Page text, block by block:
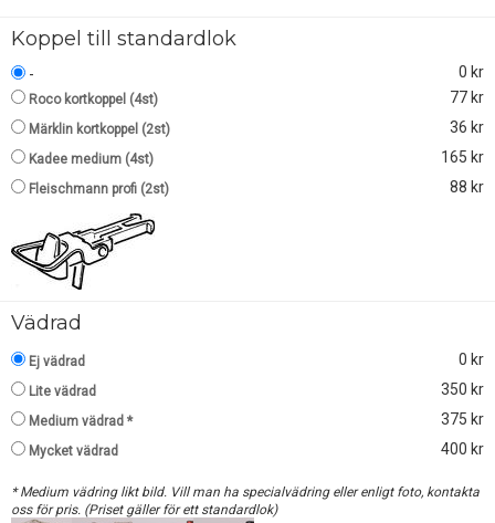
Koppel till standardlok
- 0 kr
Roco kortkoppel (4st) 77 kr
Märklin kortkoppel (2st) 36 kr
Kadee medium (4st) 165 kr
Fleischmann profi (2st) 88 kr
Vädrad
Ej vädrad 0 kr
Lite vädrad 350 kr
Medium vädrad * 375 kr
Mycket vädrad 400 kr
* Medium vädring likt bild. Vill man ha specialvädring eller enligt foto, kontakta
oss för pris. (Priset gäller för ett standardlok)